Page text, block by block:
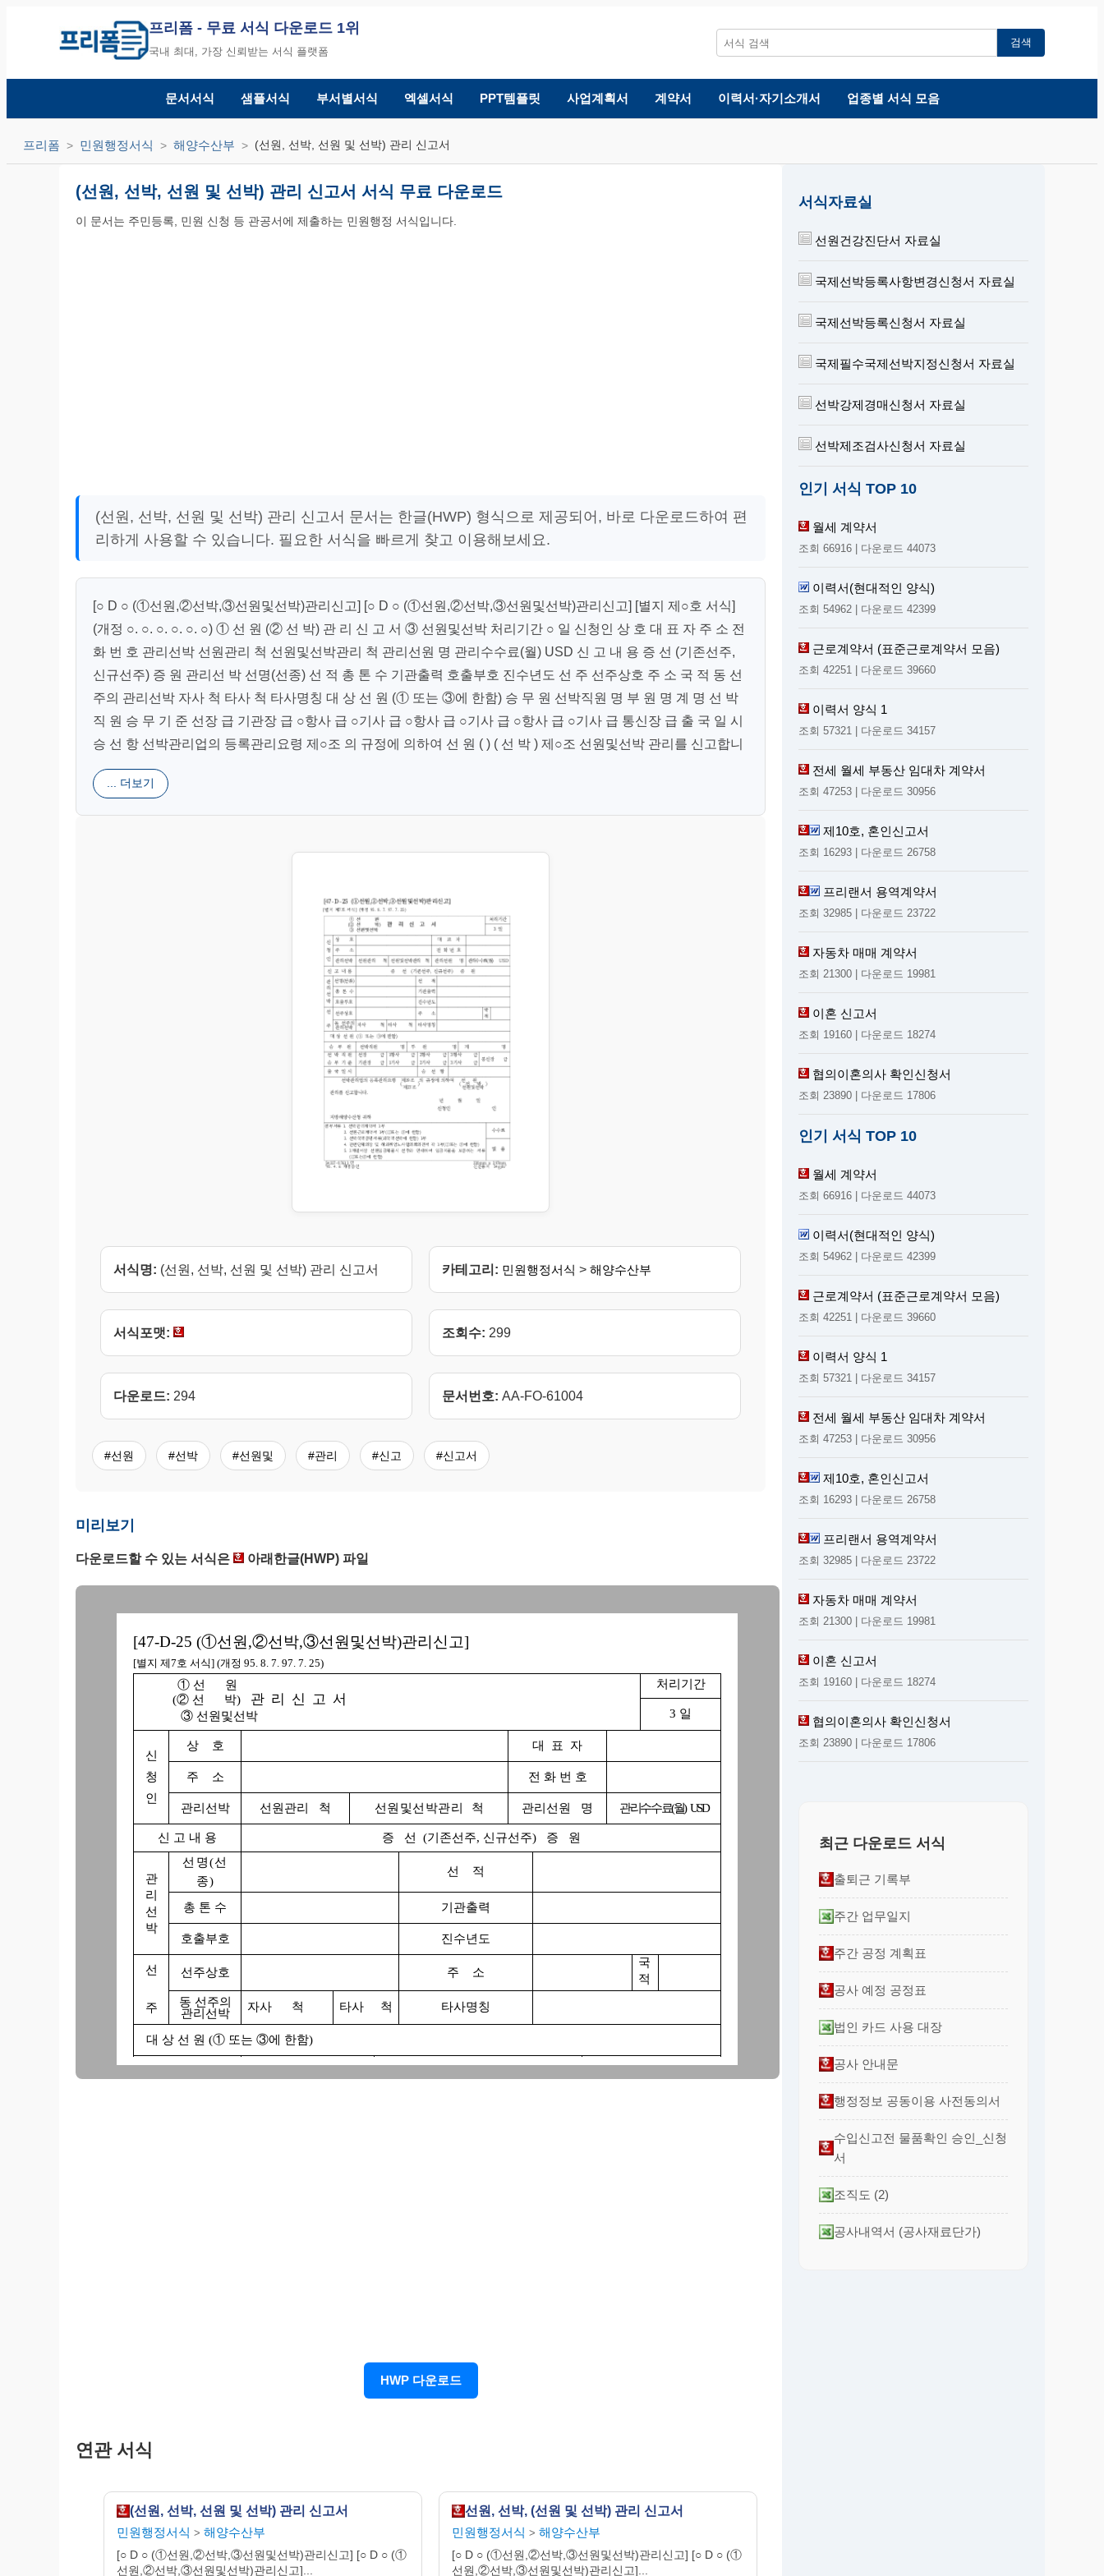
프리폼 - 무료 서식 다운로드 1위
국내 최대, 가장 신뢰받는 서식 플랫폼
검색
문서서식 샘플서식 부서별서식 엑셀서식 PPT템플릿 사업계획서 계약서 이력서·자기소개서 업종별 서식 모음
프리폼 민원행정서식 해양수산부 (선원, 선박, 선원 및 선박) 관리 신고서
(선원, 선박, 선원 및 선박) 관리 신고서 서식 무료 다운로드
이 문서는 주민등록, 민원 신청 등 관공서에 제출하는 민원행정 서식입니다.
(선원, 선박, 선원 및 선박) 관리 신고서 문서는 한글(HWP) 형식으로 제공되어, 바로 다운로드하여 편
리하게 사용할 수 있습니다. 필요한 서식을 빠르게 찾고 이용해보세요.
[○ D ○ (①선원,②선박,③선원및선박)관리신고] [○ D ○ (①선원,②선박,③선원및선박)관리신고] [별지 제○호 서식]
(개정 ○. ○. ○. ○. ○. ○) ① 선 원 (② 선 박) 관 리 신 고 서 ③ 선원및선박 처리기간 ○ 일 신청인 상 호 대 표 자 주 소 전
화 번 호 관리선박 선원관리 척 선원및선박관리 척 관리선원 명 관리수수료(월) USD 신 고 내 용 증 선 (기존선주,
신규선주) 증 원 관리선 박 선명(선종) 선 적 총 톤 수 기관출력 호출부호 진수년도 선 주 선주상호 주 소 국 적 동 선
주의 관리선박 자사 척 타사 척 타사명칭 대 상 선 원 (① 또는 ③에 한함) 승 무 원 선박직원 명 부 원 명 계 명 선 박
직 원 승 무 기 준 선장 급 기관장 급 ○항사 급 ○기사 급 ○항사 급 ○기사 급 ○항사 급 ○기사 급 통신장 급 출 국 일 시
승 선 항 선박관리업의 등록관리요령 제○조 의 규정에 의하여 선 원 ( ) ( 선 박 ) 제○조 선원및선박 관리를 신고합니
... 더보기
서식명: (선원, 선박, 선원 및 선박) 관리 신고서 카테고리: 민원행정서식 > 해양수산부
서식포맷: 조회수: 299
다운로드: 294 문서번호: AA-FO-61004
#선원 #선박 #선원및 #관리 #신고 #신고서
미리보기
다운로드할 수 있는 서식은 아래한글(HWP) 파일
[47-D-25 (①선원,②선박,③선원및선박)관리신고]
[별지 제7호 서식] (개정 95. 8. 7. 97. 7. 25)
① 선 원
(② 선 박) 관 리 신 고 서
③ 선원및선박
처리기간
3 일
신
청
인
상 호 대 표 자
주 소 전 화 번 호
관리선박 선원관리 척 선원및선박관리 척 관리선원 명 관리수수료(월) USD
신 고 내 용 증 선 (기존선주, 신규선주) 증 원
관
리
선
박
선명(선
종)
선 적
총 톤 수 기관출력
호출부호 진수년도
선
주
선주상호 주 소
국
적
동 선주의
관리선박
자사 척 타사 척 타사명칭
대 상 선 원 (① 또는 ③에 한함)
5. 3개월이상 선원임금체불시 선주와 연대하여 임금지불을 보증하는 서류(①또는③에 한함)
HWP 다운로드
연관 서식
(선원, 선박, 선원 및 선박) 관리 신고서
민원행정서식 > 해양수산부
[○ D ○ (①선원,②선박,③선원및선박)관리신고] [○ D ○ (①
선원,②선박,③선원및선박)관리신고]...
선원, 선박, (선원 및 선박) 관리 신고서
민원행정서식 > 해양수산부
[○ D ○ (①선원,②선박,③선원및선박)관리신고] [○ D ○ (①
선원,②선박,③선원및선박)관리신고]...
서식자료실
선원건강진단서 자료실
국제선박등록사항변경신청서 자료실
국제선박등록신청서 자료실
국제필수국제선박지정신청서 자료실
선박강제경매신청서 자료실
선박제조검사신청서 자료실
인기 서식 TOP 10
월세 계약서
조회 66916 | 다운로드 44073
이력서(현대적인 양식)
조회 54962 | 다운로드 42399
근로계약서 (표준근로계약서 모음)
조회 42251 | 다운로드 39660
이력서 양식 1
조회 57321 | 다운로드 34157
전세 월세 부동산 임대차 계약서
조회 47253 | 다운로드 30956
제10호, 혼인신고서
조회 16293 | 다운로드 26758
프리랜서 용역계약서
조회 32985 | 다운로드 23722
자동차 매매 계약서
조회 21300 | 다운로드 19981
이혼 신고서
조회 19160 | 다운로드 18274
협의이혼의사 확인신청서
조회 23890 | 다운로드 17806
인기 서식 TOP 10
월세 계약서
조회 66916 | 다운로드 44073
이력서(현대적인 양식)
조회 54962 | 다운로드 42399
근로계약서 (표준근로계약서 모음)
조회 42251 | 다운로드 39660
이력서 양식 1
조회 57321 | 다운로드 34157
전세 월세 부동산 임대차 계약서
조회 47253 | 다운로드 30956
제10호, 혼인신고서
조회 16293 | 다운로드 26758
프리랜서 용역계약서
조회 32985 | 다운로드 23722
자동차 매매 계약서
조회 21300 | 다운로드 19981
이혼 신고서
조회 19160 | 다운로드 18274
협의이혼의사 확인신청서
조회 23890 | 다운로드 17806
최근 다운로드 서식
출퇴근 기록부
주간 업무일지
주간 공정 계획표
공사 예정 공정표
법인 카드 사용 대장
공사 안내문
행정정보 공동이용 사전동의서
수입신고전 물품확인 승인_신청
서
조직도 (2)
공사내역서 (공사재료단가)